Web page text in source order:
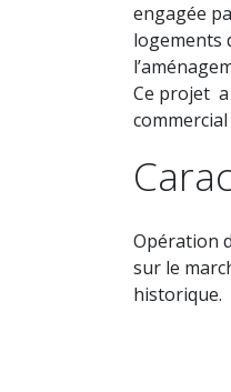
engagée
logements
Ce projet a
Opération
sur le
historique.